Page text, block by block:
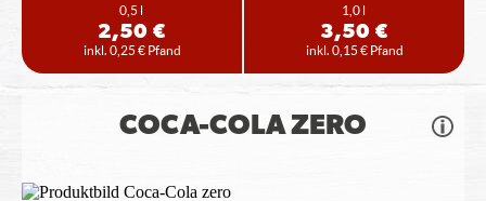
0,5 l
2,50 €
inkl. 0,25 € Pfand
1,0 l
3,50 €
inkl. 0,15 € Pfand
COCA-COLA ZERO